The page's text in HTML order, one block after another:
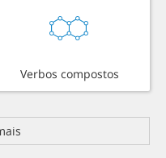
Verbos compostos